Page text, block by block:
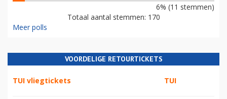
6% (11 stemmen)
Totaal aantal stemmen: 170
Meer polls
VOORDELIGE RETOURTICKETS
TUI vliegtickets TUI